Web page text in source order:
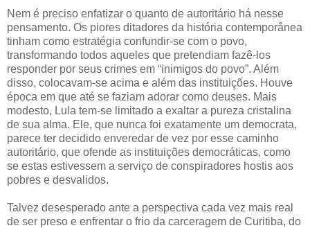
Nem é preciso enfatizar o quanto de autoritário há nesse
pensamento. Os piores ditadores da história contemporânea
tinham como estratégia confundir-se com o povo,
transformando todos aqueles que pretendiam fazê-los
responder por seus crimes em “inimigos do povo”. Além
disso, colocavam-se acima e além das instituições. Houve
época em que até se faziam adorar como deuses. Mais
modesto, Lula tem-se limitado a exaltar a pureza cristalina
de sua alma. Ele, que nunca foi exatamente um democrata,
parece ter decidido enveredar de vez por esse caminho
autoritário, que ofende as instituições democráticas, como
se estas estivessem a serviço de conspiradores hostis aos
pobres e desvalidos.
Talvez desesperado ante a perspectiva cada vez mais real
de ser preso e enfrentar o frio da carceragem de Curitiba, do